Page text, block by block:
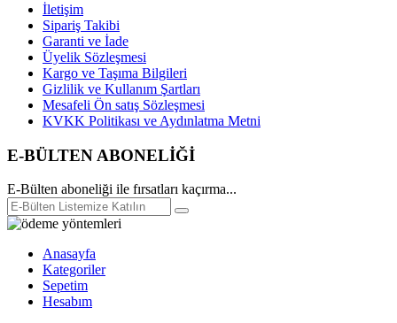
İletişim
Sipariş Takibi
Garanti ve İade
Üyelik Sözleşmesi
Kargo ve Taşıma Bilgileri
Gizlilik ve Kullanım Şartları
Mesafeli Ön satış Sözleşmesi
KVKK Politikası ve Aydınlatma Metni
E-BÜLTEN ABONELİĞİ
E-Bülten aboneliği ile fırsatları kaçırma...
Anasayfa
Kategoriler
Sepetim
Hesabım